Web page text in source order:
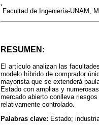
*
Facultad de Ingeniería-UNAM,
RESUMEN:
El artículo analizan las
modelo híbrido de comprador
mayorista que se extenderá
Estado con amplias y
mercado abierto conlleva
relativamente controlado.
Palabras clave: Estado;